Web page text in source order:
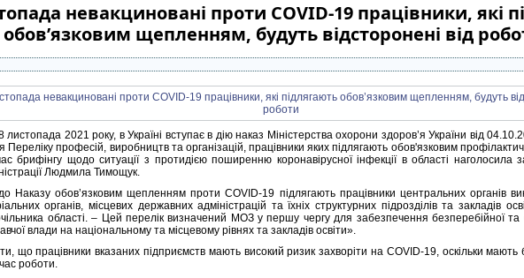
невакциновані проти COVID-19 працівники, які
обов’язковим щепленням, будуть відсторонені від
листопада 2021 року, в Україні вступає в дію наказ Міністерства охорони здоров’я України від
Переліку професій, виробництв та організацій, працівники яких підлягають обов'язковим
брифінгу щодо ситуації з протидією поширенню коронавірусної інфекції в області наголосила
Людмила Тимощук.
Наказу обов’язковим щепленням проти COVID-19 підлягають працівники центральних органів
органів, місцевих державних адміністрацій та їхніх структурних підрозділів та закладів
області. – Цей перелік визначений МОЗ у першу чергу для забезпечення безперебійної та
влади на національному та місцевому рівнях та закладів освіти».
що працівники вказаних підприємств мають високий ризик захворіти на COVID-19, оскільки мають
час роботи.